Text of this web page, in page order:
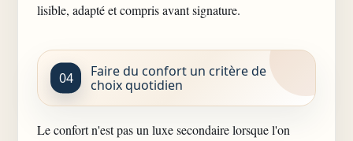
lisible, adapté et compris avant signature.
Faire du confort un critère de
choix quotidien
Le confort n'est pas un luxe secondaire lorsque l'on